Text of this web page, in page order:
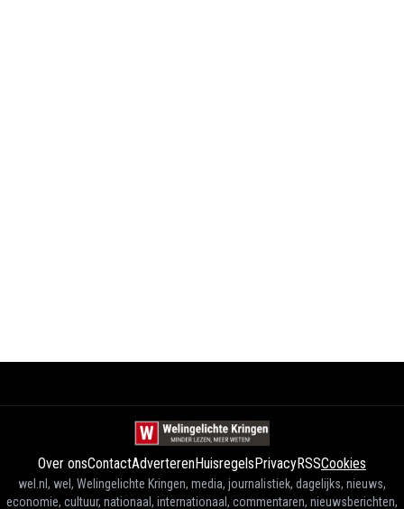
Over onsContactAdverterenHuisregelsPrivacyRSSCookies
wel.nl, wel, Welingelichte Kringen, media, journalistiek, dagelijks, nieuws,
economie, cultuur, nationaal, internationaal, commentaren, nieuwsberichten,